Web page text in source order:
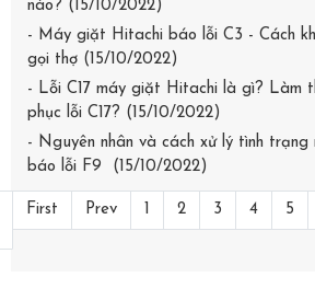
nào? (15/10/2022)
- Máy giặt Hitachi báo lỗi C3 - Cách
gọi thợ (15/10/2022)
- Lỗi C17 máy giặt Hitachi là gì? Làm
phục lỗi C17? (15/10/2022)
- Nguyên nhân và cách xử lý tình
báo lỗi F9 (15/10/2022)
First Prev 1 2 3 4 5